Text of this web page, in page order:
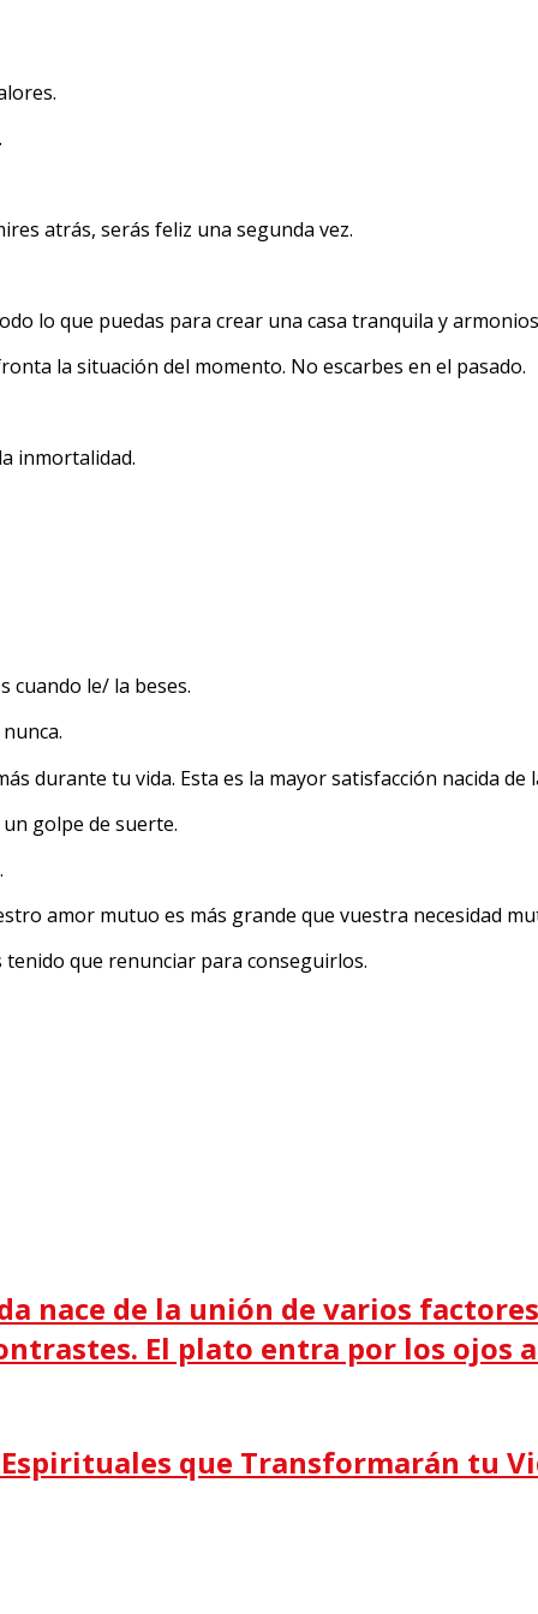
atrás, serás feliz una segunda vez.
lo que puedas para crear una casa tranquila y
la situación del momento. No escarbes en el pasado.
inmortalidad.
cuando le/ la beses.
durante tu vida. Esta es la mayor satisfacción nacida de
golpe de suerte.
amor mutuo es más grande que vuestra necesidad
que renunciar para conseguirlos.
nace de la unión de varios
El plato entra por los ojos
Espirituales que Transformarán tu